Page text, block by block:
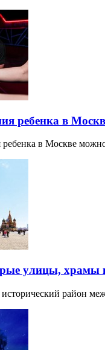
ребенка в
ребенка в Москве
улицы, храмы
район